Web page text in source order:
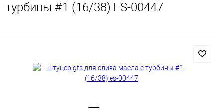
турбины #1 (16/38) ES-00447